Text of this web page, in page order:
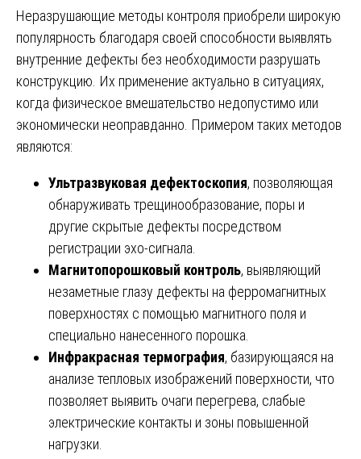
Неразрушающие методы контроля приобрели широкую
популярность благодаря своей способности выявлять
внутренние дефекты без необходимости разрушать
конструкцию. Их применение актуально в ситуациях,
когда физическое вмешательство недопустимо или
экономически неоправданно. Примером таких методов
являются:
Ультразвуковая дефектоскопия, позволяющая
обнаруживать трещинообразование, поры и
другие скрытые дефекты посредством
регистрации эхо-сигнала.
Магнитопорошковый контроль, выявляющий
незаметные глазу дефекты на ферромагнитных
поверхностях с помощью магнитного поля и
специально нанесенного порошка.
Инфракрасная термография, базирующаяся на
анализе тепловых изображений поверхности, что
позволяет выявить очаги перегрева, слабые
электрические контакты и зоны повышенной
нагрузки.